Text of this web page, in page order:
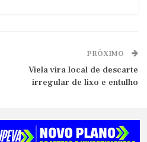
PRÓXIMO
Viela vira local de descarte
irregular de lixo e entulho